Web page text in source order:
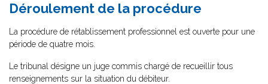
Déroulement de la procédure
La procédure de rétablissement professionnel est ouverte pour une
période de quatre mois.
Le tribunal désigne un juge commis chargé de recueillir tous
renseignements sur la situation du débiteur.